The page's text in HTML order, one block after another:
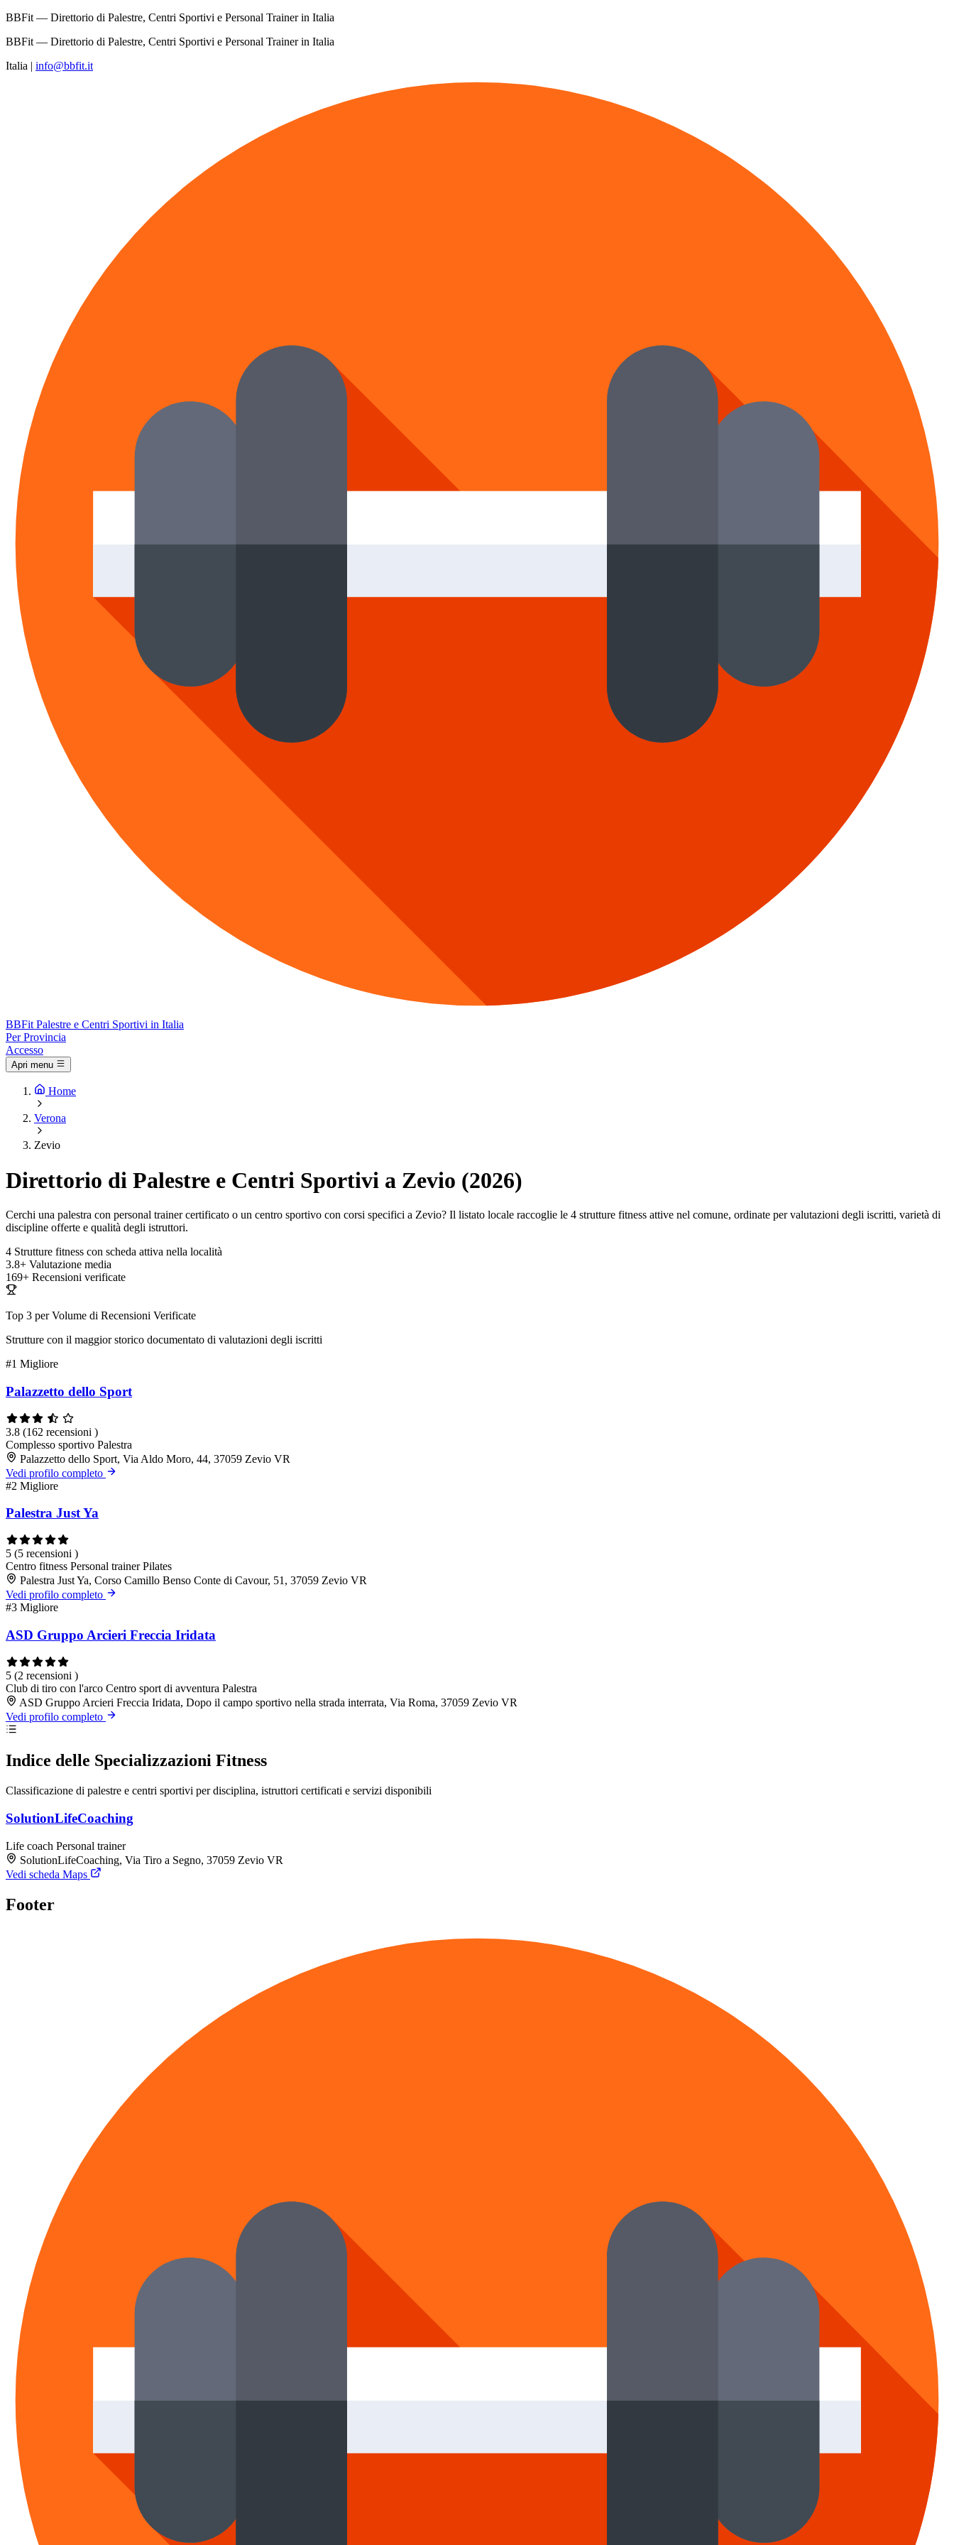
BBFit — Direttorio di Palestre, Centri Sportivi e Personal Trainer in Italia
BBFit — Direttorio di Palestre, Centri Sportivi e Personal Trainer in Italia
Italia | info@bbfit.it
BBFit Palestre e Centri Sportivi in Italia
Per Provincia
Accesso
Apri menu
Home
Verona
Zevio
Direttorio di Palestre e Centri Sportivi a Zevio (2026)
Cerchi una palestra con personal trainer certificato o un centro sportivo con corsi specifici a Zevio? Il listato locale raccoglie le 4 strutture fitness attive nel comune, ordinate per valutazioni degli iscritti, varietà di
discipline offerte e qualità degli istruttori.
4 Strutture fitness con scheda attiva nella località
3.8+ Valutazione media
169+ Recensioni verificate
Top 3 per Volume di Recensioni Verificate
Strutture con il maggior storico documentato di valutazioni degli iscritti
#1 Migliore
Palazzetto dello Sport
3.8 (162 recensioni )
Complesso sportivo Palestra
Palazzetto dello Sport, Via Aldo Moro, 44, 37059 Zevio VR
Vedi profilo completo
#2 Migliore
Palestra Just Ya
5 (5 recensioni )
Centro fitness Personal trainerPilates
Palestra Just Ya, Corso Camillo Benso Conte di Cavour, 51, 37059 Zevio VR
Vedi profilo completo
#3 Migliore
ASD Gruppo Arcieri Freccia Iridata
5 (2 recensioni )
Club di tiro con l'arco Centro sport di avventura Palestra
ASD Gruppo Arcieri Freccia Iridata, Dopo il campo sportivo nella strada interrata, Via Roma, 37059 Zevio VR
Vedi profilo completo
Indice delle Specializzazioni Fitness
Classificazione di palestre e centri sportivi per disciplina, istruttori certificati e servizi disponibili
SolutionLifeCoaching
Life coach Personal trainer
SolutionLifeCoaching, Via Tiro a Segno, 37059 Zevio VR
Vedi scheda Maps
Footer